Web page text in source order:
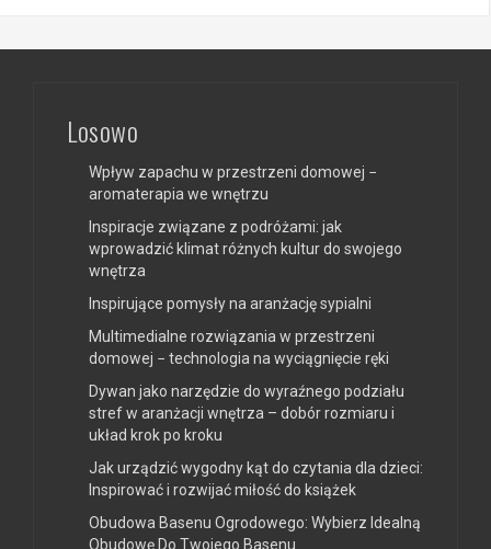
Losowo
Wpływ zapachu w przestrzeni domowej −
aromaterapia we wnętrzu
Inspiracje związane z podróżami: jak
wprowadzić klimat różnych kultur do swojego
wnętrza
Inspirujące pomysły na aranżację sypialni
Multimedialne rozwiązania w przestrzeni
domowej − technologia na wyciągnięcie ręki
Dywan jako narzędzie do wyraźnego podziału
stref w aranżacji wnętrza – dobór rozmiaru i
układ krok po kroku
Jak urządzić wygodny kąt do czytania dla dzieci:
Inspirować i rozwijać miłość do książek
Obudowa Basenu Ogrodowego: Wybierz Idealną
Obudowę Do Twojego Basenu